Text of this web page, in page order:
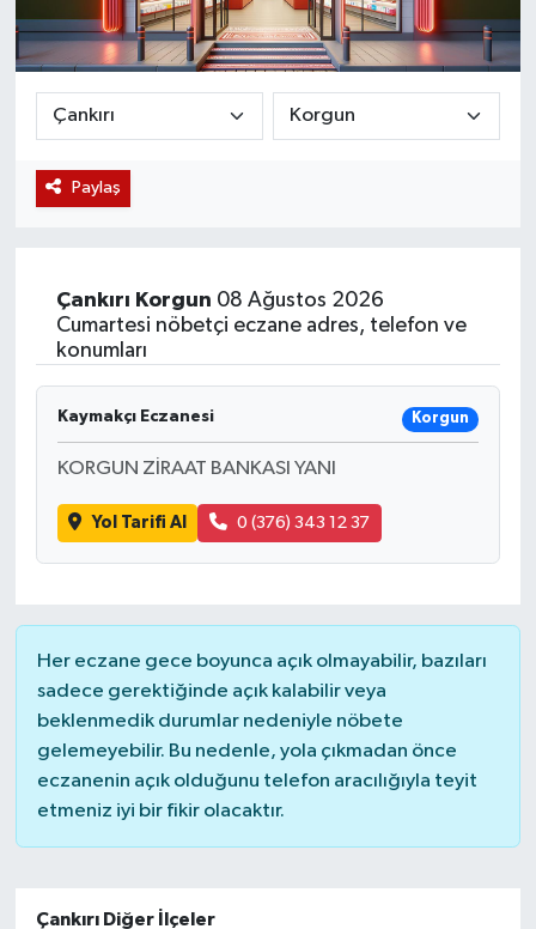
Paylaş
Çankırı Korgun 08 Ağustos 2026
Cumartesi nöbetçi eczane adres, telefon ve
konumları
Kaymakçı Eczanesi Korgun
KORGUN ZİRAAT BANKASI YANI
Yol Tarifi Al 0 (376) 343 12 37
Her eczane gece boyunca açık olmayabilir, bazıları
sadece gerektiğinde açık kalabilir veya
beklenmedik durumlar nedeniyle nöbete
gelemeyebilir. Bu nedenle, yola çıkmadan önce
eczanenin açık olduğunu telefon aracılığıyla teyit
etmeniz iyi bir fikir olacaktır.
Çankırı Diğer İlçeler
Magazin
Etkinlikler